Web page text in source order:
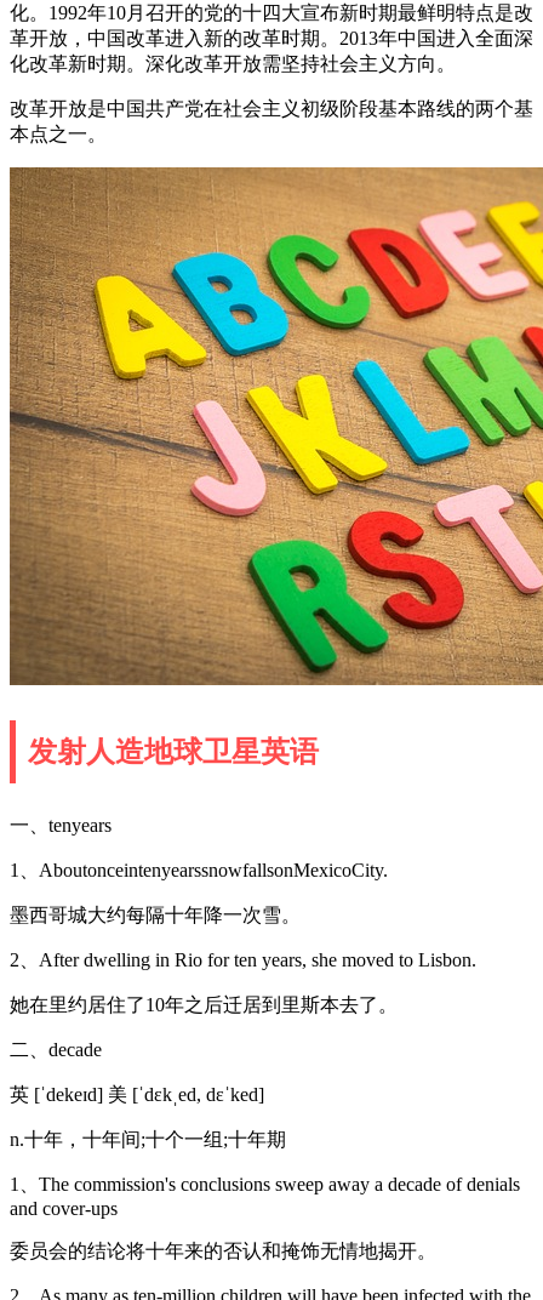
化。1992年10月召开的党的十四大宣布新时期最鲜明特点是改
革开放，中国改革进入新的改革时期。2013年中国进入全面深
化改革新时期。深化改革开放需坚持社会主义方向。
改革开放是中国共产党在社会主义初级阶段基本路线的两个基
本点之一。
发射人造地球卫星英语
一、tenyears
1、AboutonceintenyearssnowfallsonMexicoCity.
墨西哥城大约每隔十年降一次雪。
2、After dwelling in Rio for ten years, she moved to Lisbon.
她在里约居住了10年之后迁居到里斯本去了。
二、decade
英 [ˈdekeɪd] 美 [ˈdɛkˌed, dɛˈked]
n.十年，十年间;十个一组;十年期
1、The commission's conclusions sweep away a decade of denials
and cover-ups
委员会的结论将十年来的否认和掩饰无情地揭开。
2、As many as ten-million children will have been infected with the